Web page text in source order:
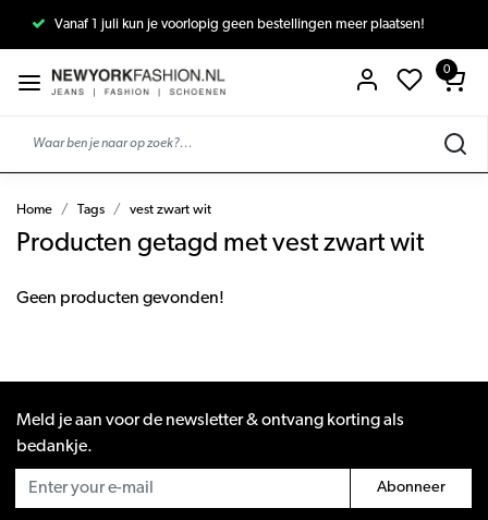
Vanaf 1 juli kun je voorlopig geen bestellingen meer plaatsen!
0
Home Tags vest zwart wit
Producten getagd met vest zwart wit
Geen producten gevonden!
Meld je aan voor de newsletter & ontvang korting als
bedankje.
Abonneer